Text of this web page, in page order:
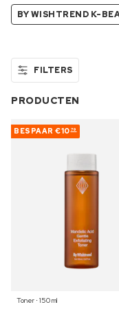
BY WISHTREND K-
FILTERS
PRODUCTEN
BESPAAR €10 79
Toner ⋅ 150 ml